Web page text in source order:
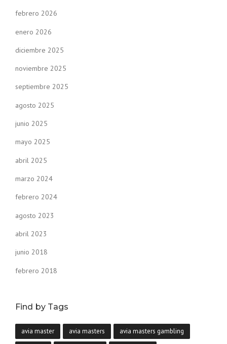
febrero 2026
enero 2026
diciembre 2025
noviembre 2025
septiembre 2025
agosto 2025
junio 2025
mayo 2025
abril 2025
marzo 2024
febrero 2024
agosto 2023
abril 2023
junio 2018
febrero 2018
Find by Tags
avia master avia masters avia masters gambling